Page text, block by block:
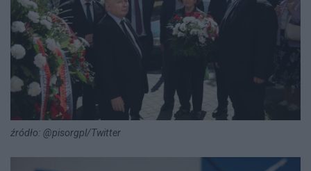
źródło: @pisorgpl/Twitter